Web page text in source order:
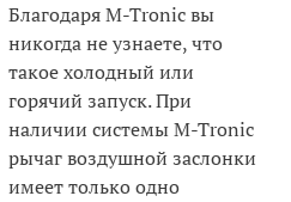
Благодаря M-Tronic вы
никогда не узнаете, что
такое холодный или
горячий запуск. При
наличии системы M-Tronic
рычаг воздушной заслонки
имеет только одно